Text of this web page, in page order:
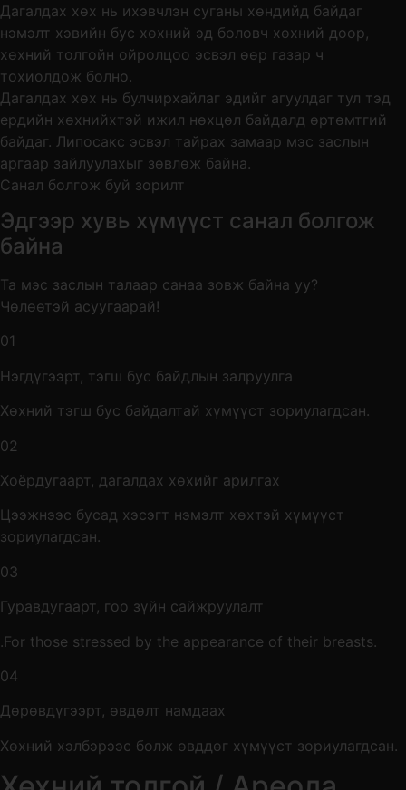
Дагалдах хөх нь ихэвчлэн суганы хөндийд байдаг
нэмэлт хэвийн бус хөхний эд боловч хөхний доор,
хөхний толгойн ойролцоо эсвэл өөр газар ч
тохиолдож болно.
Дагалдах хөх нь булчирхайлаг эдийг агуулдаг тул тэд
ердийн хөхнийхтэй ижил нөхцөл байдалд өртөмтгий
байдаг. Липосакс эсвэл тайрах замаар мэс заслын
аргаар зайлуулахыг зөвлөж байна.
Санал болгож буй зорилт
Эдгээр хувь хүмүүст санал болгож
байна
Та мэс заслын талаар санаа зовж байна уу?
Чөлөөтэй асуугаарай!
01
Нэгдүгээрт, тэгш бус байдлын залруулга
Хөхний тэгш бус байдалтай хүмүүст зориулагдсан.
02
Хоёрдугаарт, дагалдах хөхийг арилгах
Цээжнээс бусад хэсэгт нэмэлт хөхтэй хүмүүст
зориулагдсан.
03
Гуравдугаарт, гоо зүйн сайжруулалт
.For those stressed by the appearance of their breasts.
04
Дөрөвдүгээрт, өвдөлт намдаах
Хөхний хэлбэрээс болж өвддөг хүмүүст зориулагдсан.